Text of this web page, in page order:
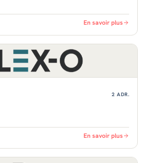
En savoir plus
2 ADR.
En savoir plus